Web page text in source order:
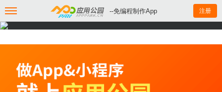
--免编程制作App 注册